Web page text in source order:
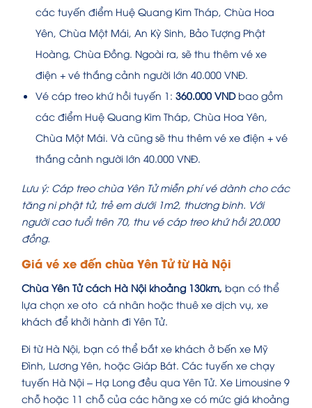
các tuyến điểm Huệ Quang Kim Tháp, Chùa Hoa
Yên, Chùa Một Mái, An Kỳ Sinh, Bảo Tượng Phật
Hoàng, Chùa Đồng. Ngoài ra, sẽ thu thêm vé xe
điện + vé thắng cảnh người lớn 40.000 VNĐ.
Vé cáp treo khứ hồi tuyến 1: 360.000 VND bao gồm
các điểm Huệ Quang Kim Tháp, Chùa Hoa Yên,
Chùa Một Mái. Và cũng sẽ thu thêm vé xe điện + vé
thắng cảnh người lớn 40.000 VNĐ.
Lưu ý: Cáp treo chùa Yên Tử miễn phí vé dành cho các
tăng ni phật tử, trẻ em dưới 1m2, thương binh. Với
người cao tuổi trên 70, thu vé cáp treo khứ hồi 20.000
đồng.
Giá vé xe đến chùa Yên Tử từ Hà Nội
Chùa Yên Tử cách Hà Nội khoảng 130km, bạn có thể
lựa chọn xe oto cá nhân hoặc thuê xe dịch vụ, xe
khách để khởi hành đi Yên Tử.
Đi từ Hà Nội, bạn có thể bắt xe khách ở bến xe Mỹ
Đình, Lương Yên, hoặc Giáp Bát. Các tuyến xe chạy
tuyến Hà Nội – Hạ Long đều qua Yên Tử. Xe Limousine 9
chỗ hoặc 11 chỗ của các hãng xe có mức giá khoảng